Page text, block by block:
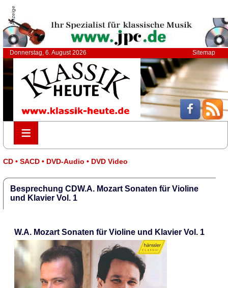
Anzeige
Donnerstag, 6. August 2026 Sitemap
≡
≡
CD • SACD • DVD-Audio • DVD Video
Besprechung CDW.A. Mozart Sonaten für Violine
und Klavier Vol. 1
W.A. Mozart Sonaten für Violine und Klavier Vol. 1